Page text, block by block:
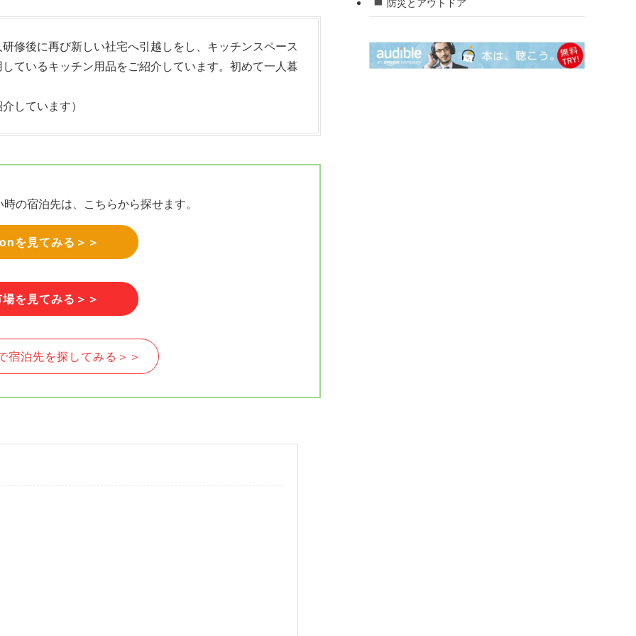
修後に再び新しい社宅へ引越しをし、キッチンスペース
ているキッチン用品をご紹介しています。初めて一人暮
しています）
の宿泊先は、こちらから探せます。
を見てみる＞＞
を見てみる＞＞
宿泊先を探してみる＞＞